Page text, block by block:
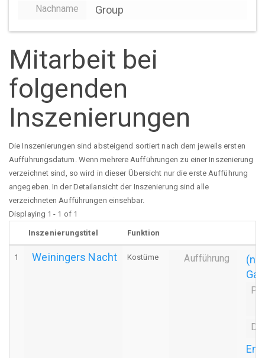
Nachname Group
Mitarbeit bei
folgenden
Inszenierungen
Die Inszenierungen sind absteigend sortiert nach dem jeweils ersten
Aufführungsdatum. Wenn mehrere Aufführungen zu einer Inszenierung
verzeichnet sind, so wird in dieser Übersicht nur die erste Aufführung
angegeben. In der Detailansicht der Inszenierung sind alle
verzeichneten Aufführungen einsehbar.
Displaying 1 - 1 of 1
Inszenierungstitel Funktion
1 Weiningers Nacht Kostüme Aufführung